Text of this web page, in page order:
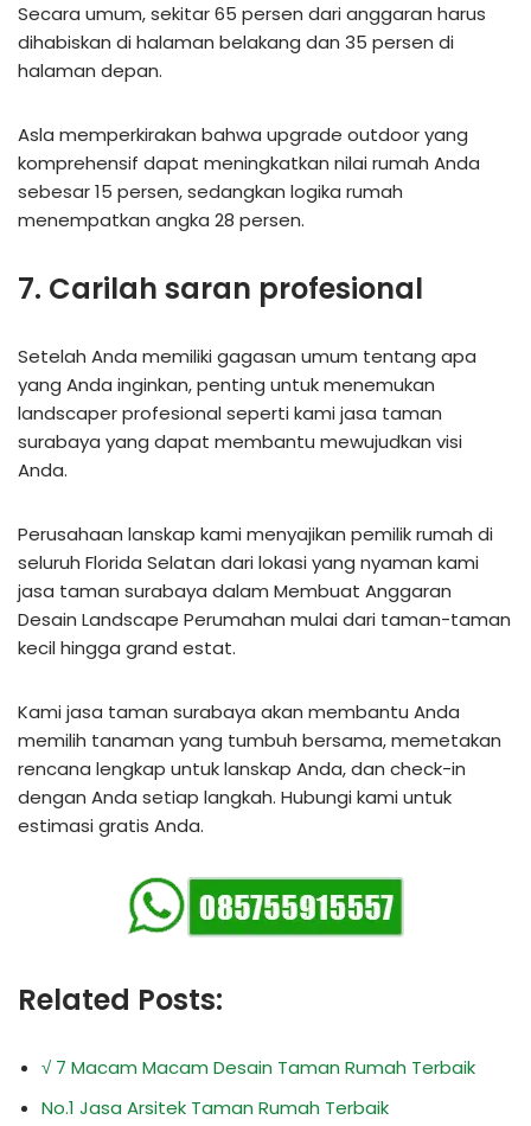
Secara umum, sekitar 65 persen dari anggaran harus
dihabiskan di halaman belakang dan 35 persen di
halaman depan.
Asla memperkirakan bahwa upgrade outdoor yang
komprehensif dapat meningkatkan nilai rumah Anda
sebesar 15 persen, sedangkan logika rumah
menempatkan angka 28 persen.
7. Carilah saran profesional
Setelah Anda memiliki gagasan umum tentang apa
yang Anda inginkan, penting untuk menemukan
landscaper profesional seperti kami jasa taman
surabaya yang dapat membantu mewujudkan visi
Anda.
Perusahaan lanskap kami menyajikan pemilik rumah di
seluruh Florida Selatan dari lokasi yang nyaman kami
jasa taman surabaya dalam Membuat Anggaran
Desain Landscape Perumahan mulai dari taman-taman
kecil hingga grand estat.
Kami jasa taman surabaya akan membantu Anda
memilih tanaman yang tumbuh bersama, memetakan
rencana lengkap untuk lanskap Anda, dan check-in
dengan Anda setiap langkah. Hubungi kami untuk
estimasi gratis Anda.
Related Posts:
√ 7 Macam Macam Desain Taman Rumah Terbaik
No.1 Jasa Arsitek Taman Rumah Terbaik